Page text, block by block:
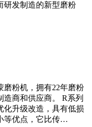
研发制造的新型磨粉
磨粉机，拥有22年磨粉
商和供应商。 R系列
化升级改造，具有低损
等优点，它比传…